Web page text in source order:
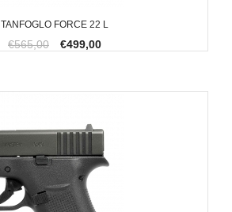
TANFOGLO FORCE 22 L
€565,00 €499,00